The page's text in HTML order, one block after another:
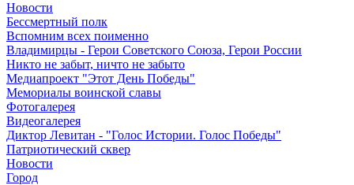
Новости
Бессмертный полк
Вспомним всех поименно
Владимирцы - Герои Советского Союза, Герои России
Никто не забыт, ничто не забыто
Медиапроект "Этот День Победы"
Мемориалы воинской славы
Фотогалерея
Видеогалерея
Диктор Левитан - "Голос Истории. Голос Победы"
Патриотический сквер
Новости
Город